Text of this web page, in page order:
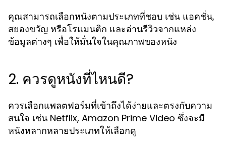
คุณสามารถเลือกหนังตามประเภทที่ชอบ เช่น แอคชั่น,
สยองขวัญ หรือโรแมนติก และอ่านรีวิวจากแหล่ง
ข้อมูลต่างๆ เพื่อให้มั่นใจในคุณภาพของหนัง
2. ควรดูหนังที่ไหนดี?
ควรเลือกแพลตฟอร์มที่เข้าถึงได้ง่ายและตรงกับความ
สนใจ เช่น Netflix, Amazon Prime Video ซึ่งจะมี
หนังหลากหลายประเภทให้เลือกดู